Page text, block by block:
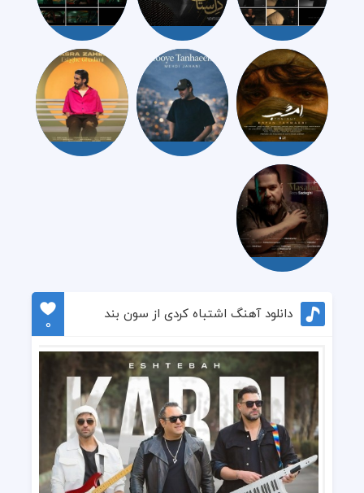
دانلود آهنگ اشتباه کردی از سون بند
0